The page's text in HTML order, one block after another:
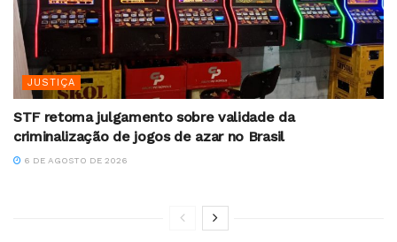
JUSTIÇA
STF retoma julgamento sobre validade da
criminalização de jogos de azar no Brasil
6 DE AGOSTO DE 2026